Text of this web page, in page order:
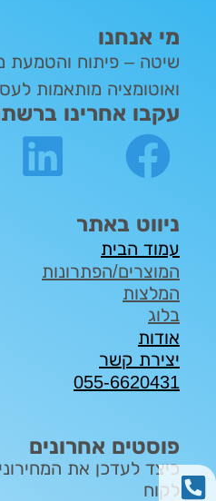
מי אנחנו
ואוטומציה מותאמות לעסקים
עקבו אחרינו
ניווט באתר
עמוד הבית
המוצרים/הפתרונות
המלצות
בלוג
אודות
יצירת קשר
055-6620431
פוסטים אחרונים
כיצד לעדכן את
לקוח